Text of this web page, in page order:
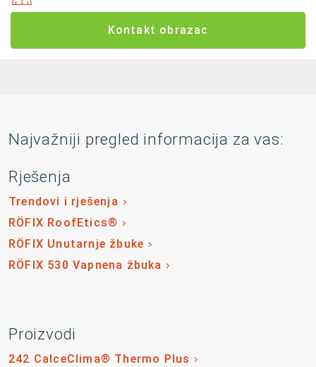
Kontakt obrazac
Najvažniji pregled informacija za vas:
Rješenja
Trendovi i rješenja
RÖFIX RoofEtics®
RÖFIX Unutarnje žbuke
RÖFIX 530 Vapnena žbuka
Proizvodi
242 CalceClima® Thermo Plus